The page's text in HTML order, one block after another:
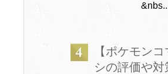
【ポケモン
シの評価や